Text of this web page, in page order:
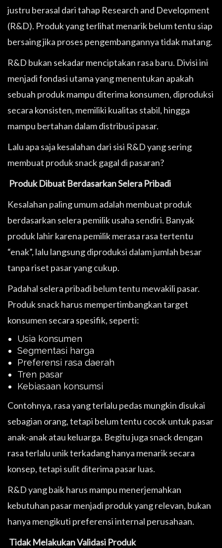
justru berasal dari tahap Research and Development
(R&D). Produk yang terlihat menarik belum tentu siap
bersaing jika proses pengembangannya tidak matang.
R&D bukan sekadar menciptakan rasa baru. Divisi ini
menjadi fondasi utama yang menentukan apakah
sebuah produk mampu diterima konsumen, diproduksi
secara konsisten, memiliki kualitas stabil, hingga
mampu bertahan dalam distribusi pasar.
Lalu apa saja kesalahan dari sisi R&D yang sering
membuat produk snack gagal di pasaran?
Produk Dibuat Berdasarkan Selera Pribadi
Kesalahan paling umum adalah membuat produk
berdasarkan selera pemilik usaha sendiri. Banyak
produk lahir karena pemilik merasa rasa tertentu
“enak”, lalu langsung diproduksi dalam jumlah besar
tanpa riset pasar yang cukup.
Padahal selera pribadi belum tentu mewakili pasar.
Produk snack harus mempertimbangkan target
konsumen secara spesifik, seperti:
Usia konsumen
Segmentasi harga
Preferensi rasa daerah
Tren pasar
Kebiasaan konsumsi
Contohnya, rasa yang terlalu pedas mungkin disukai
sebagian orang, tetapi belum tentu cocok untuk pasar
anak-anak atau keluarga. Begitu juga snack dengan
rasa terlalu unik terkadang hanya menarik secara
konsep, tetapi sulit diterima pasar luas.
R&D yang baik harus mampu menerjemahkan
kebutuhan pasar menjadi produk yang relevan, bukan
hanya mengikuti preferensi internal perusahaan.
Tidak Melakukan Validasi Produk